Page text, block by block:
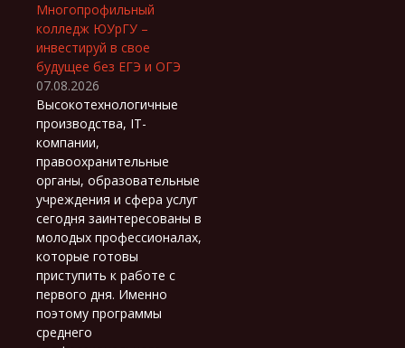
Многопрофильный
колледж ЮУрГУ –
инвестируй в свое
будущее без ЕГЭ и ОГЭ
07.08.2026
Высокотехнологичные
производства, IT-
компании,
правоохранительные
органы, образовательные
учреждения и сфера услуг
сегодня заинтересованы в
молодых профессионалах,
которые готовы
приступить к работе с
первого дня. Именно
поэтому программы
среднего